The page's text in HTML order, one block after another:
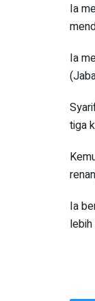
Ia
Ia
tiga
Ia